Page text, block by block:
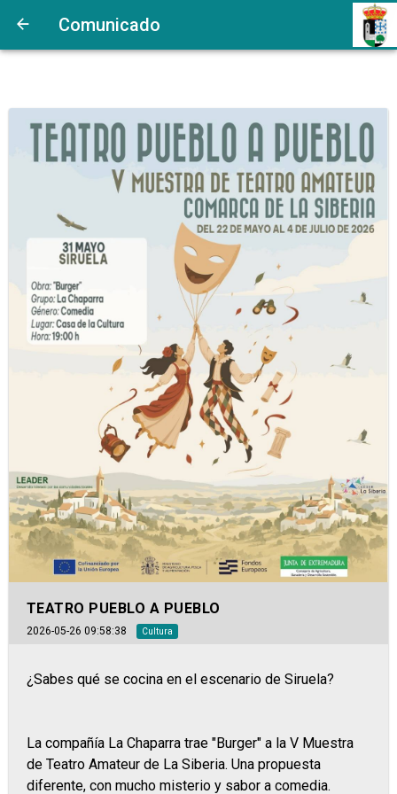
Comunicado
TEATRO PUEBLO A PUEBLO
2026-05-26 09:58:38 Cultura
¿Sabes qué se cocina en el escenario de Siruela?
La compañía La Chaparra trae "Burger" a la V Muestra
de Teatro Amateur de La Siberia. Una propuesta
diferente, con mucho misterio y sabor a comedia.